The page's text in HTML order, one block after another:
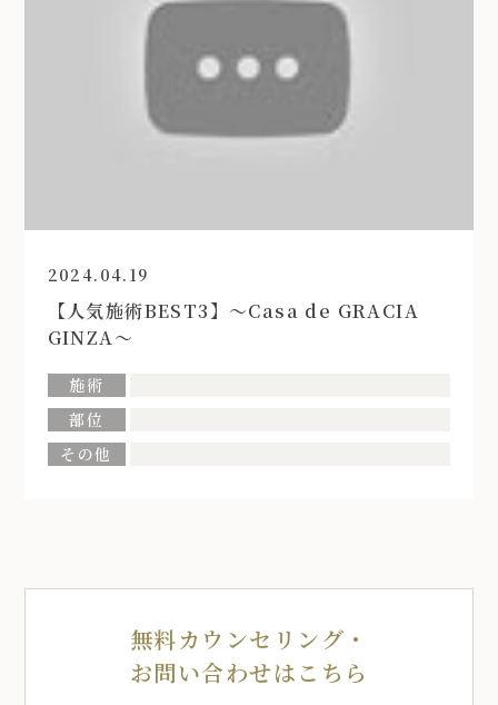
2024.04.19
【人気施術BEST3】〜Casa de GRACIA
GINZA〜
施術
部位
その他
無料カウンセリング・
お問い合わせはこちら